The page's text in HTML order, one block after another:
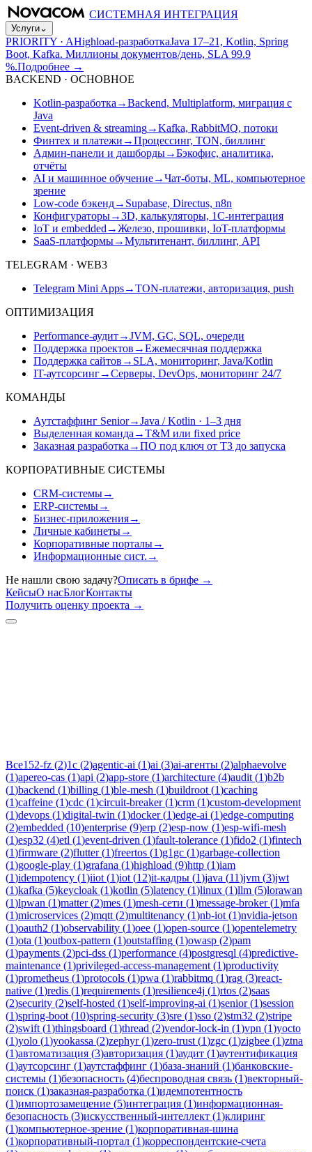
СИСТЕМНАЯ ИНТЕГРАЦИЯ
Услуги⌄
PRIORITY · AHighload-разработкаJava 17–21, Kotlin, Spring
Boot, Kafka. Миллионы документов/день, SLA 99.9
%.Подробнее →
BACKEND · ОСНОВНОЕ
Kotlin-разработка →Backend, Multiplatform, миграция с
Java
Event-driven & streaming→Kafka, RabbitMQ, потоки
Финтех и платежи →Процессинг, TON, биллинг
Админ-панели и дашборды→Бэкофис, аналитика,
отчёты
AI и машинное обучение→Чат-боты, ML, компьютерное
зрение
Low-code бэкенд→ Supabase, Directus, n8n
Конфигураторы→3D, калькуляторы, 1С-интеграция
IoT и embedded →Железо, прошивки, IoT-платформы
SaaS-платформы→Мультитенант, биллинг, API
TELEGRAM · WEB3
Telegram Mini Apps→TON-платежи, авторизация, push
ОПТИМИЗАЦИЯ
Performance-аудит→JVM, GC, SQL, очереди
Поддержка проектов →Ежемесячная поддержка
Поддержка сайтов → SLA, мониторинг, Java/Kotlin
IT-аутсорсинг→Серверы, DevOps, мониторинг 24/7
КОМАНДЫ
Аутстаффинг Senior→Java / Kotlin · 1–3 дня
Выделенная команда →T&M или fixed price
Заказная разработка →ПО под ключ от ТЗ до запуска
КОРПОРАТИВНЫЕ СИСТЕМЫ
CRM-системы→
ERP-системы→
Бизнес-приложения→
Личные кабинеты→
Корпоративные порталы→
Информационные сист. →
Не нашли свою задачу?Описать в брифе →
КейсыО насБлогКонтакты
Получить оценку проекта →
Все152-fz (2)1c (2)agentic-ai (1)ai (3)ai-агенты (2)alphaevolve
(1)apereo-cas (1)api (2)app-store (1)architecture (4)audit (1)b2b
(1)backend (1)billing (1)ble-mesh (1)buildroot (1)caching
(1)caffeine (1)cdc (1)circuit-breaker(1)crm (1)custom-development
(1)devops (1)digital-twin (1)docker(1)edge-ai (1)edge-computing
(2)embedded (10)enterprise (9)erp (2)esp-now (1)esp-wifi-mesh
(1)esp32 (4)etl (1)event-driven (1)fault-tolerance (1)fido2 (1)fintech
(1)firmware (2)flutter(1)freertos (1)g1gc (1)garbage-collection
(1)google-play (1)grafana (1)highload (9)http (1)iam
(1)idempotency (1)iiot (1)iot (12)it-кадры (1)java (11)jvm (3)jwt
(1)kafka (5)keycloak (1)kotlin (5)latency (1)linux (1)llm (5)lorawan
(1)lpwan (1)matter(2)mes (1)mesh-сети (1)message-broker(1)mfa
(1)microservices (2)mqtt (2)multitenancy (1)nb-iot (1)nvidia-jetson
(1)oauth2 (1)observability (1)oee (1)open-source (1)opentelemetry
(1)ota (1)outbox-pattern (1)outstaffing (1)owasp (2)pam
(1)payments (2)pci-dss (1)performance (4)postgresql (4)predictive-
maintenance (1)privileged-access-management (1)productivity
(1)prometheus (1)protocols (1)pwa (1)rabbitmq (1)rag (3)react-
native (1)redis (1)requirements (1)resilience4j (1)rtos (2)saas
(2)security (2)self-hosted (1)self-improving-ai (1)senior(1)session
(1)spring-boot (10)spring-security (3)sre (1)sso (2)stm32 (2)stripe
(2)swift (1)thingsboard (1)thread (2)vendor-lock-in (1)vpn (1)yocto
(1)yolo (1)yookassa (2)zephyr(1)zero-trust (1)zgc (1)zigbee (1)ztna
(1)автоматизация (3)авторизация (1)аудит (1)аутентификация
(1)аутсорсинг (1)аутстаффинг (1)база-знаний (1)банковские-
системы (1)безопасность (4)беспроводная связь (1)векторный-
поиск (1)заказная-разработка (1)идемпотентность
(1)импортозамещение (5)интеграция (1)информационная-
безопасность (3)искусственный-интеллект (1)клиринг
(1)компьютерное-зрение (1)корпоративная-шина
(1)корпоративный-портал (1)корреспондентские-счета